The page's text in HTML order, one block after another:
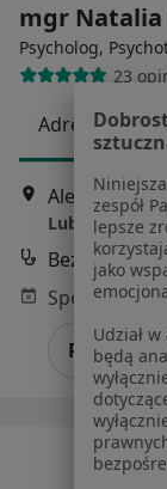
mgr Natalia
Psycholog,
23
Adres
Aleje
Lubelskie
Poproś o
zespół
lepsze
jako
Udział
będą